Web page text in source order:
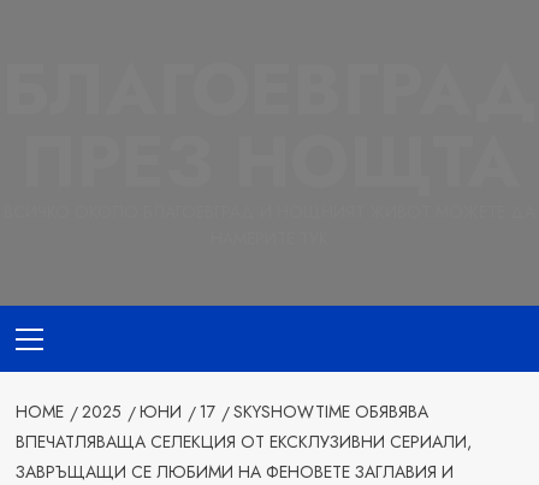
Menu
HOME 2025 ЮНИ 17
SKYSHOWTIME ОБЯВЯВА
ВПЕЧАТЛЯВАЩА СЕЛЕКЦИЯ ОТ ЕКСКЛУЗИВНИ СЕРИАЛИ,
ЗАВРЪЩАЩИ СЕ ЛЮБИМИ НА ФЕНОВЕТЕ ЗАГЛАВИЯ И